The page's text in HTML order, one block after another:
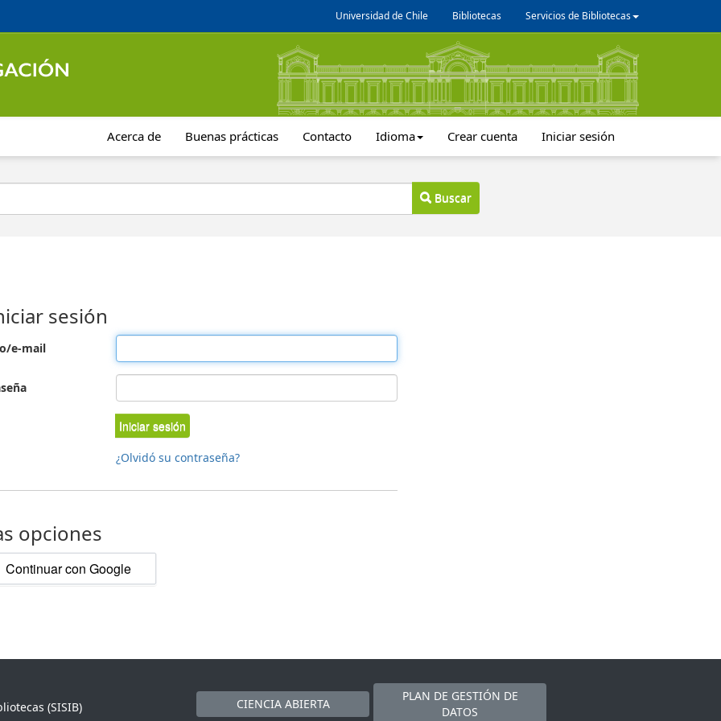
Universidad de Chile Bibliotecas Servicios de Bibliotecas
Acerca de Buenas prácticas Contacto Idioma Crear cuenta Iniciar sesión
Buscar
sesión
e-mail
Iniciar sesión
¿Olvidó su contraseña?
opciones
Continuar con Google
(SISIB)
CIENCIA ABIERTA
PLAN DE GESTIÓN DE
DATOS